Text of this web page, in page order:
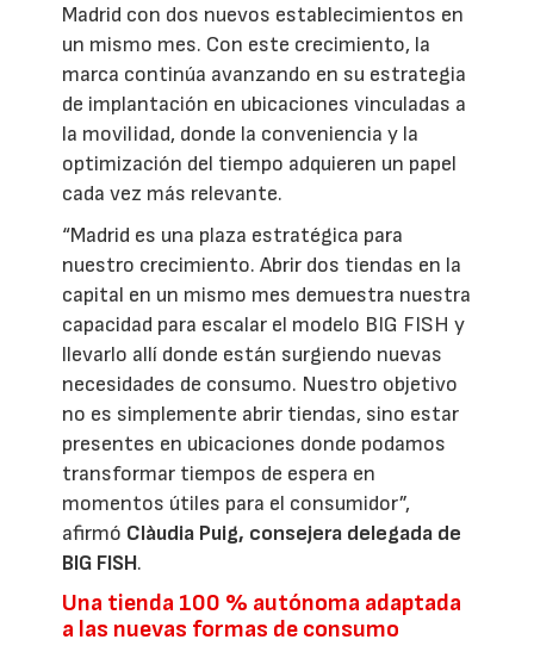
Madrid con dos nuevos establecimientos en
un mismo mes. Con este crecimiento, la
marca continúa avanzando en su estrategia
de implantación en ubicaciones vinculadas a
la movilidad, donde la conveniencia y la
optimización del tiempo adquieren un papel
cada vez más relevante.
“Madrid es una plaza estratégica para
nuestro crecimiento. Abrir dos tiendas en la
capital en un mismo mes demuestra nuestra
capacidad para escalar el modelo BIG FISH y
llevarlo allí donde están surgiendo nuevas
necesidades de consumo. Nuestro objetivo
no es simplemente abrir tiendas, sino estar
presentes en ubicaciones donde podamos
transformar tiempos de espera en
momentos útiles para el consumidor”,
afirmó Clàudia Puig, consejera delegada de
BIG FISH.
Una tienda 100 % autónoma adaptada
a las nuevas formas de consumo